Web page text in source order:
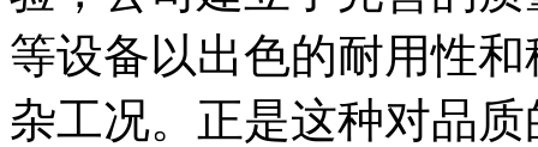
等设备以出色的耐用性
杂工况。正是这种对品